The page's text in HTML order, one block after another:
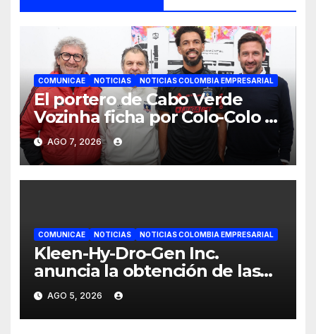
COMUNICAE NOTICIAS NOTICIAS COLOMBIA EMPRESARIAL
El portero de Cabo Verde
Vozinha ficha por Colo-Colo y
JETOUR respalda su nueva
etapa
AGO 7, 2026
COMUNICAE NOTICIAS NOTICIAS COLOMBIA EMPRESARIAL
Kleen-Hy-Dro-Gen Inc.
anuncia la obtención de las
certificaciones ISO 9001:2015 y
TSSA
AGO 5, 2026